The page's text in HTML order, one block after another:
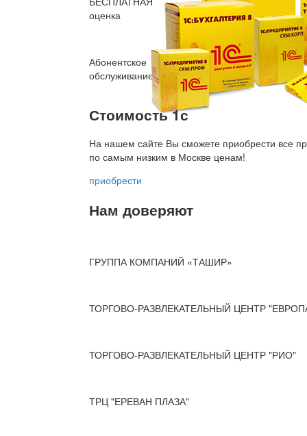
оценка
Абонентское
обслуживание
Стоимость 1с
На нашем сайте Вы сможете приобрести все
по самым низким в Москве ценам!
приобрести
Нам доверяют
ГРУППА КОМПАНИЙ «ТАШИР»
ТОРГОВО-РАЗВЛЕКАТЕЛЬНЫЙ ЦЕНТР
ТОРГОВО-РАЗВЛЕКАТЕЛЬНЫЙ ЦЕНТР "РИО"
ТРЦ "ЕРЕВАН ПЛАЗА"